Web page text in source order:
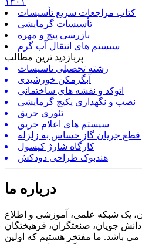
کتاب مراجعات سریع تأسیسات
تأسیسات گرمایشی
بازرسی پیچ و مهره
سیستم های انتقال آب گرم
پربازدید ترین مطالب
رشته تحصیلی تاسیسات
آبگرمکن خورشیدی
اتوکد و نقشه های ساختمانی
نصب و نگهداری پکیج گرمایشی
تئوری حریق
سیستم های اعلام حریق
قطع جریان گاز حساس به زلزله
کارگاه شارژ کپسول
هندبوک طراحی دودکش
درباره ما
یک شبکه علمی، آموزشی و اطلاع
جویان، صنعتگران، فرهیختگان
می باشد. ما مفتخر هستیم که اولین